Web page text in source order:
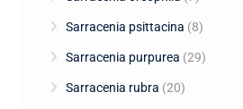
Sarracenia psittacina (8)
Sarracenia purpurea (29)
Sarracenia rubra (20)